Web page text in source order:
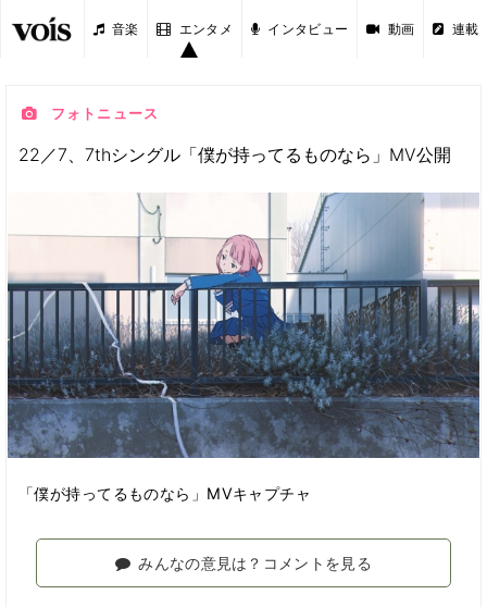
音楽 エンタメ インタビュー 動画 連載
フォトニュース
22／7、7thシングル「僕が持ってるものなら」MV公開
「僕が持ってるものなら」MVキャプチャ
みんなの意見は？コメントを見る